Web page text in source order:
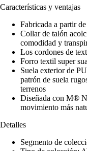
Características y ventajas
Fabricada a partir
Collar de talón
comodidad y
Los cordones de
Forro textil super
Suela exterior de
patrón de suela
terrenos
Diseñada con M®
movimiento más
Detalles
Segmento de